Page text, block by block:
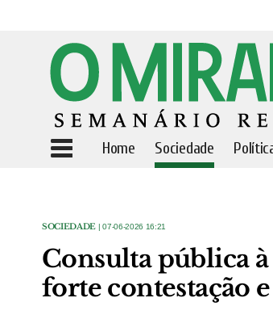
Home Sociedade
SOCIEDADE | 07-06-2026 16:21
Consulta pública
forte contestação